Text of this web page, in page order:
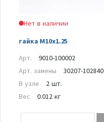
Нет в наличии
гайка M10x1.25
Арт.
9010-100002
Арт. замены
30207-102840
В узле
2 шт.
Вес
0.012 кг